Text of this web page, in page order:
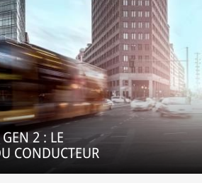
2 : LE
CONDUCTEUR